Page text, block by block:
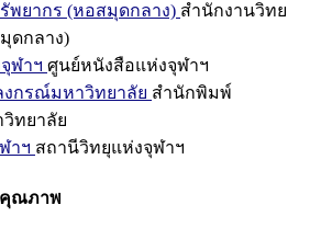
พยากร (หอสมุดกลาง) สำนักงานวิทย
ดกลาง)
ฬาฯ ศูนย์หนังสือแห่งจุฬาฯ
กรณ์มหาวิทยาลัย สำนักพิมพ์
ทยาลัย
าฯ สถานีวิทยุแห่งจุฬาฯ
คุณภาพ